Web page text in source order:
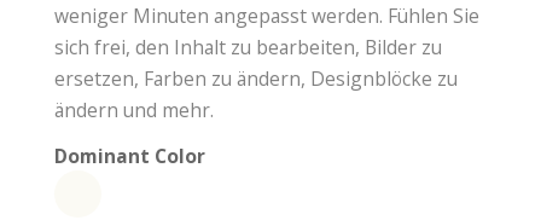
weniger Minuten angepasst werden. Fühlen Sie
sich frei, den Inhalt zu bearbeiten, Bilder zu
ersetzen, Farben zu ändern, Designblöcke zu
ändern und mehr.
Dominant Color